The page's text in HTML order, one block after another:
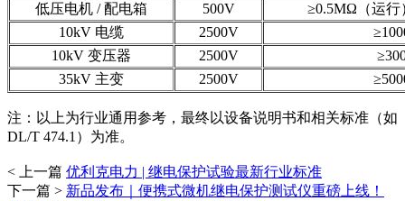
低压电机 / 配电箱
500V
≥0.5MΩ（运
10kV 电缆
2500V
10kV 变压器
2500V
35kV 主变
2500V
注：以上为行业通用参考，最终以设备说明书和相关标准（如
DL/T 474.1）为准。
< 上一篇 优利克电力 | 继电保护试验最新行业标准
下一篇 > 新品发布｜便携式微机继电保护测试仪重磅上线！